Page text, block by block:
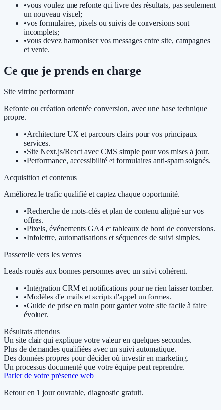
•vous voulez une refonte qui livre des résultats, pas seulement
un nouveau visuel;
•vos formulaires, pixels ou suivis de conversions sont
incomplets;
•vous devez harmoniser vos messages entre site, campagnes
et vente.
Ce que je prends en charge
Site vitrine performant
Refonte ou création orientée conversion, avec une base technique
propre.
•Architecture UX et parcours clairs pour vos principaux
services.
•Site Next.js/React avec CMS simple pour vos mises à jour.
•Performance, accessibilité et formulaires anti-spam soignés.
Acquisition et contenus
Améliorez le trafic qualifié et captez chaque opportunité.
•Recherche de mots-clés et plan de contenu aligné sur vos
offres.
•Pixels, événements GA4 et tableaux de bord de conversions.
•Infolettre, automatisations et séquences de suivi simples.
Passerelle vers les ventes
Leads routés aux bonnes personnes avec un suivi cohérent.
•Intégration CRM et notifications pour ne rien laisser tomber.
•Modèles d'e-mails et scripts d'appel uniformes.
•Guide de prise en main pour garder votre site facile à faire
évoluer.
Résultats attendus
Un site clair qui explique votre valeur en quelques secondes.
Plus de demandes qualifiées avec un suivi automatique.
Des données propres pour décider où investir en marketing.
Un processus documenté que votre équipe peut reprendre.
Parler de votre présence web
Retour en 1 jour ouvrable, diagnostic gratuit.